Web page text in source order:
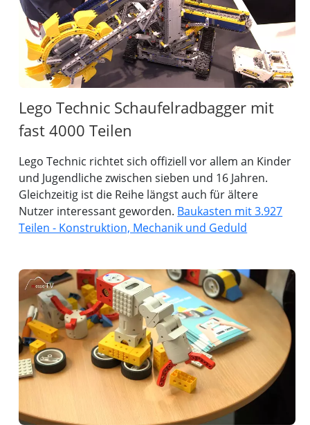
Lego Technic Schaufelradbagger mit
fast 4000 Teilen
Lego Technic richtet sich offiziell vor allem an Kinder
und Jugendliche zwischen sieben und 16 Jahren.
Gleichzeitig ist die Reihe längst auch für ältere
Nutzer interessant geworden. Baukasten mit 3.927
Teilen - Konstruktion, Mechanik und Geduld